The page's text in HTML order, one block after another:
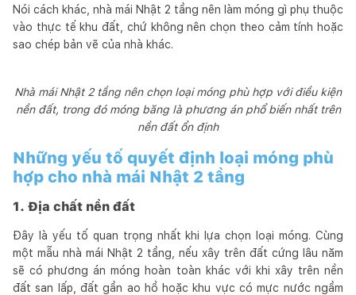
Nói cách khác, nhà mái Nhật 2 tầng nên làm móng gì phụ thuộc
vào thực tế khu đất, chứ không nên chọn theo cảm tính hoặc
sao chép bản vẽ của nhà khác.
Nhà mái Nhật 2 tầng nên chọn loại móng phù hợp với điều kiện
nền đất, trong đó móng băng là phương án phổ biến nhất trên
nền đất ổn định
Những yếu tố quyết định loại móng phù
hợp cho nhà mái Nhật 2 tầng
1. Địa chất nền đất
Đây là yếu tố quan trọng nhất khi lựa chọn loại móng. Cùng
một mẫu nhà mái Nhật 2 tầng, nếu xây trên đất cứng lâu năm
sẽ có phương án móng hoàn toàn khác với khi xây trên nền
đất san lấp, đất gần ao hồ hoặc khu vực có mực nước ngầm